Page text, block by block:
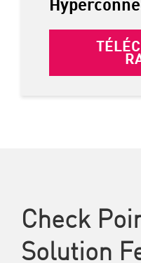
Check
Solution